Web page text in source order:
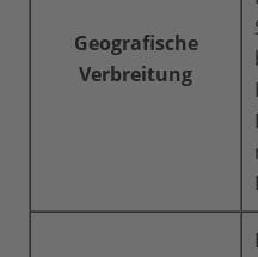
Geografische
Verbreitung